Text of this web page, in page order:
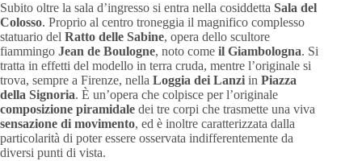
Subito oltre la sala d’ingresso si entra nella cosiddetta Sala del
Colosso. Proprio al centro troneggia il magnifico complesso
statuario del Ratto delle Sabine, opera dello scultore
fiammingo Jean de Boulogne, noto come il Giambologna. Si
tratta in effetti del modello in terra cruda, mentre l’originale si
trova, sempre a Firenze, nella Loggia dei Lanzi in Piazza
della Signoria. È un’opera che colpisce per l’originale
composizione piramidale dei tre corpi che trasmette una viva
sensazione di movimento, ed è inoltre caratterizzata dalla
particolarità di poter essere osservata indifferentemente da
diversi punti di vista.